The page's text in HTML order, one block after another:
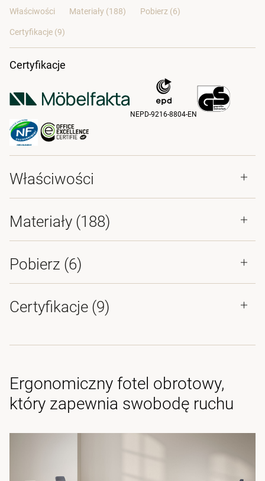
Właściwości Materiały (188) Pobierz (6)
Certyfikacje (9)
Certyfikacje
NEPD-9216-8804-EN
Właściwości
Materiały (188)
Pobierz (6)
Certyfikacje (9)
Ergonomiczny fotel obrotowy,
który zapewnia swobodę ruchu